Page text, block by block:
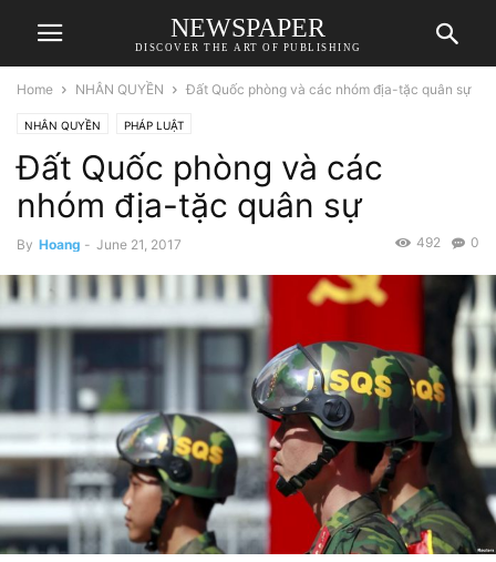
NEWSPAPER
DISCOVER THE ART OF PUBLISHING
Home NHÂN QUYỀN Đất Quốc phòng và các nhóm địa-tặc quân sự
NHÂN QUYỀN PHÁP LUẬT
Đất Quốc phòng và các
nhóm địa-tặc quân sự
By Hoang - June 21, 2017 0
492